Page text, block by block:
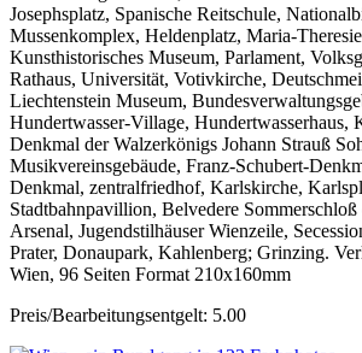
Josephsplatz, Spanische Reitschule,
Mussenkomplex, Heldenplatz, Maria-
Kunsthistorisches Museum, Parlament,
Rathaus, Universität, Votivkirche,
Liechtenstein Museum,
Hundertwasser-Village, Hundertwasserhaus,
Denkmal der Walzerkönigs Johann Strauß
Musikvereinsgebäude, Franz-Schubert-
Denkmal, zentralfriedhof, Karlskirche,
Stadtbahnpavillion, Belvedere Sommerschloß
Arsenal, Jugendstilhäuser Wienzeile,
Prater, Donaupark, Kahlenberg; Grinzing.
Wien, 96 Seiten Format 210x160mm
Preis/Bearbeitungsentgelt: 5.00